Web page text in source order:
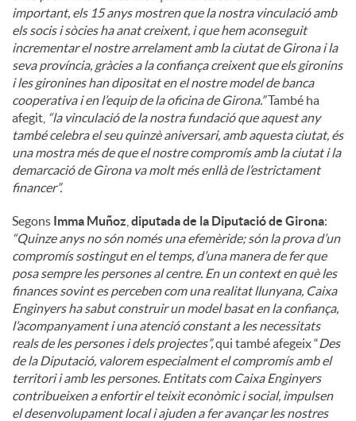
important, els 15 anys mostren que la nostra vinculació amb
els socis i sòcies ha anat creixent, i que hem aconseguit
incrementar el nostre arrelament amb la ciutat de Girona i la
seva província, gràcies a la confiança creixent que els gironins
i les gironines han dipositat en el nostre model de banca
cooperativa i en l’equip de la oficina de Girona.”També ha
afegit, “la vinculació de la nostra fundació que aquest any
també celebra el seu quinzè aniversari, amb aquesta ciutat, és
una mostra més de que el nostre compromís amb la ciutat i la
demarcació de Girona va molt més enllà de l’estrictament
financer”.
Segons Imma Muñoz diputada de la Diputació de Girona:
“Quinze anys no són només una efemèride; són la prova d’un
compromís sostingut en el temps, d’una manera de fer que
posa sempre les persones al centre. En un context en què les
finances sovint es perceben com una realitat llunyana, Caixa
Enginyers ha sabut construir un model basat en la confiança,
l’acompanyament i una atenció constant a les necessitats
reals de les persones i dels projectes”,qui també afegeix “Des
de la Diputació, valorem especialment el compromís amb el
territori i amb les persones. Entitats com Caixa Enginyers
contribueixen a enfortir el teixit econòmic i social, impulsen
el desenvolupament local i ajuden a fer avançar les nostres